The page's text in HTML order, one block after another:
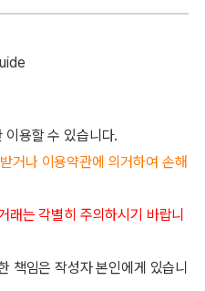
용할 수 있습니다.
거나 이용약관에 의거하여 손해
래는 각별히 주의하시기 바랍니
책임은 작성자 본인에게 있습니